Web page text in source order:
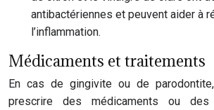
antibactériennes et peuvent aider à
l’inflammation.
Médicaments et traitements
En cas de gingivite ou de
prescrire des médicaments ou des